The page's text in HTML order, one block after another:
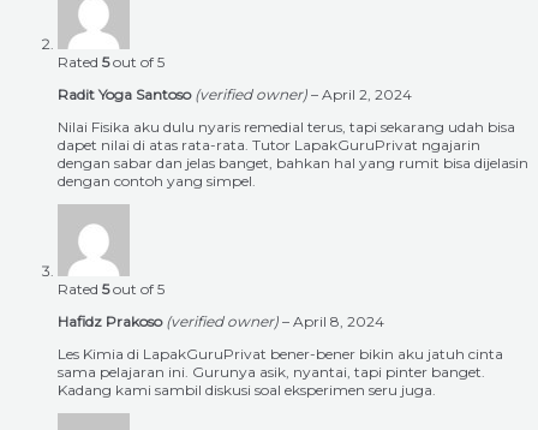
Rated 5out of 5
Radit Yoga Santoso (verified owner) – April 2, 2024
Nilai Fisika aku dulu nyaris remedial terus, tapi sekarang udah bisa
dapet nilai di atas rata-rata. Tutor LapakGuruPrivat ngajarin
dengan sabar dan jelas banget, bahkan hal yang rumit bisa dijelasin
dengan contoh yang simpel.
Rated 5out of 5
Hafidz Prakoso (verified owner) – April 8, 2024
Les Kimia di LapakGuruPrivat bener-bener bikin aku jatuh cinta
sama pelajaran ini. Gurunya asik, nyantai, tapi pinter banget.
Kadang kami sambil diskusi soal eksperimen seru juga.